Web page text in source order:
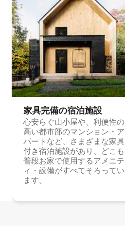
家具完備の宿⁠泊⁠施⁠設
心安らぐ山小屋や、利便性の
高い都市部のマンション・ア
パートなど、さまざまな家具
付き宿泊施設があり、どこも
普段お家で使用するアメニテ
ィ・設備がすべてそろってい
ます。